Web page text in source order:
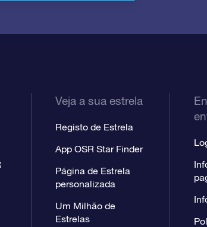
Veja a sua estrela
Registo de Estrela
App OSR Star Finder
Página de Estrela
personalizada
Um Milhão de
Estrelas